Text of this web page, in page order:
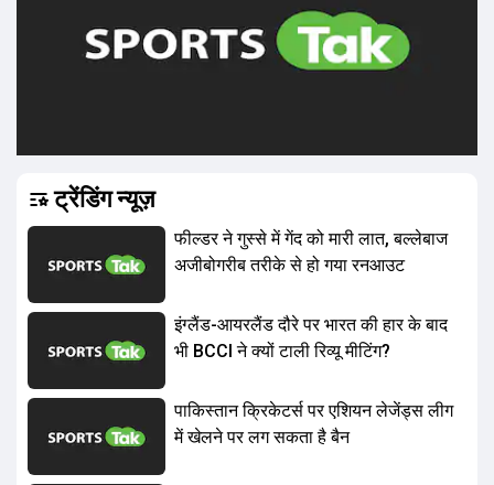
ट्रेंडिंग न्यूज़
फील्डर ने गुस्से में गेंद को मारी लात, बल्लेबाज
अजीबोगरीब तरीके से हो गया रनआउट
इंग्लैंड-आयरलैंड दौरे पर भारत की हार के बाद
भी BCCI ने क्यों टाली रिव्यू मीटिंग?
पाकिस्तान क्रिकेटर्स पर एशियन लेजेंड्स लीग
में खेलने पर लग सकता है बैन